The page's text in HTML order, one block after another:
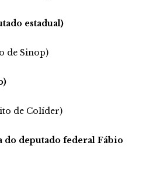
estadual)
de Sinop)
de Colíder)
do deputado federal Fábio